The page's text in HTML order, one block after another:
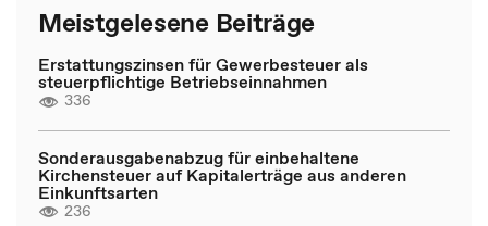
Meistgelesene Beiträge
Erstattungszinsen für Gewerbesteuer als
steuerpflichtige Betriebseinnahmen
336
Sonderausgabenabzug für einbehaltene
Kirchensteuer auf Kapitalerträge aus anderen
Einkunftsarten
236